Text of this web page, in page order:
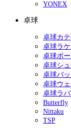
YONEX
卓球
卓球カ
卓球ラケ
卓球ボ
卓球シ
卓球バ
卓球ウ
卓球ラ
Butterfly
Nittaku
TSP